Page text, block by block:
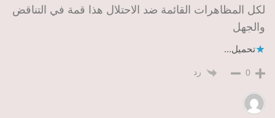
لكل المظاهرات القائمة ضد الاحتلال هذا قمة في التناقض
والجهل
تحميل...
0 رد